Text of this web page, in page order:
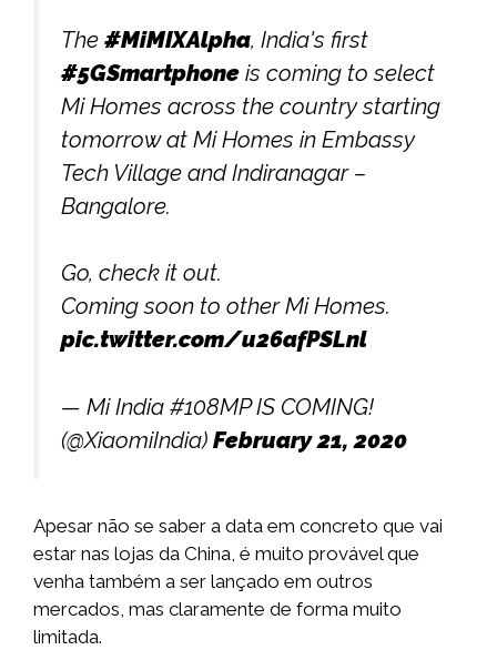
The #MiMIXAlpha, India's first
#5GSmartphone is coming to select
Mi Homes across the country starting
tomorrow at Mi Homes in Embassy
Tech Village and Indiranagar –
Bangalore.
Go, check it out.
Coming soon to other Mi Homes.
pic.twitter.com/u26afPSLnl
— Mi India #108MP IS COMING!
(@XiaomiIndia) February 21, 2020
Apesar não se saber a data em concreto que vai
estar nas lojas da China, é muito provável que
venha também a ser lançado em outros
mercados, mas claramente de forma muito
limitada.